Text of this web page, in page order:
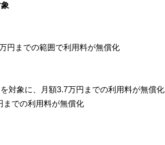
円までの範囲で利用料が無償化
対象に、月額3.7万円までの利用料が無償化
での利用料が無償化